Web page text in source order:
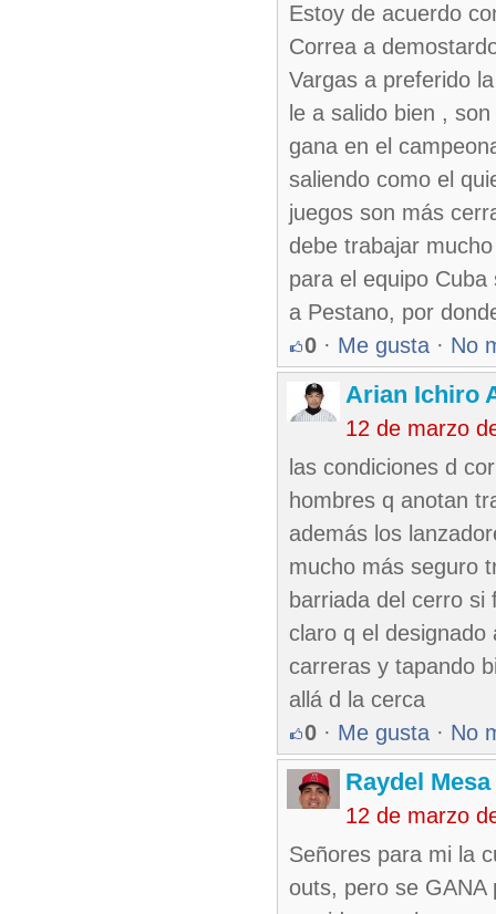
Estoy de acuerdo
Correa a
Vargas a preferido
le a salido bien ,
gana en el
saliendo como el
juegos son más
debe trabajar
para el equipo
a Pestano, por
0 · Me gusta · No
Arian Ichiro
12 de marzo
las condiciones d
hombres q anotan
además los
mucho más seguro
barriada del cerro
claro q el
carreras y tapando
allá d la cerca
0 · Me gusta · No
Raydel
12 de marzo
Señores para mi la
outs, pero se